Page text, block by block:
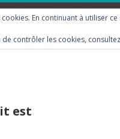
est
En continuant à utiliser
contrôler les cookies,